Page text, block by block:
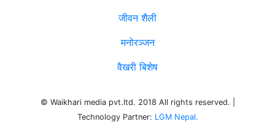
जीवन शैली
मनोरञ्जन
वैखरी बिशेष
© Waikhari media pvt.ltd. 2018 All rights reserved. |
Technology Partner: LGM Nepal.